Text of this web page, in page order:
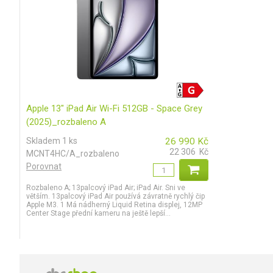
Apple 13" iPad Air Wi-Fi 512GB - Space Grey
(2025)_rozbaleno A
Skladem 1 ks
MCNT4HC/A_rozbaleno
Porovnat
26 990 Kč
22 306 Kč
Rozbaleno A; 13palcový iPad Air; iPad Air. Sni ve
větším. 13palcový iPad Air používá závratně rychlý čip
Apple M3. 1 Má nádherný Liquid Retina displej, 12MP
Center Stage přední kameru na ještě lepší...